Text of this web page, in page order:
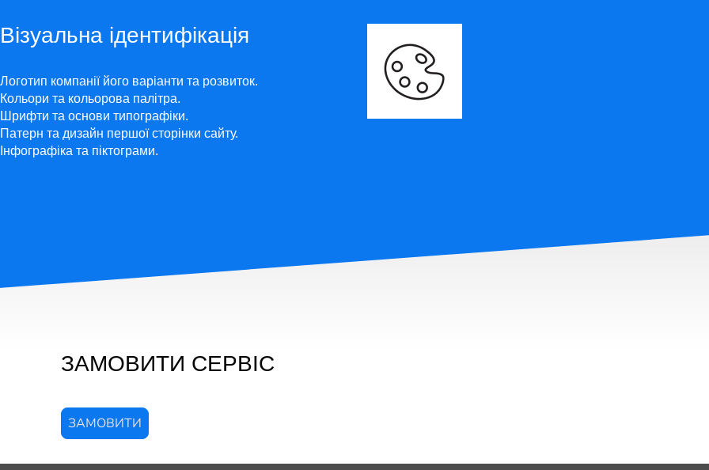
Візуальна ідентифікація
Логотип компанії його варіанти та розвиток.
Кольори та кольорова палітра.
Шрифти та основи типографіки.
Патерн та дизайн першої сторінки сайту.
Інфографіка та піктограми.
ЗАМОВИТИ СЕРВІС
ЗАМОВИТИ